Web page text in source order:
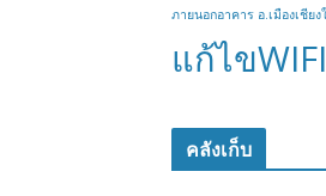
ภายนอกอาคาร อ.เมืองเชียง
แก้ไข
คลังเก็บ